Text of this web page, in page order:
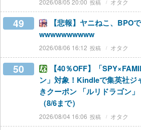
2026/08/05 20:00 オタク
49
【悲報】ヤニねこ、BPO
wwwwwwwwww
2026/08/06 16:12 オタク
50
【40％OFF】「
ン」対象！Kindleで集英社ジ
きクーポン 「ルリドラゴン
（8/6まで）
2026/08/04 16:06 オタク